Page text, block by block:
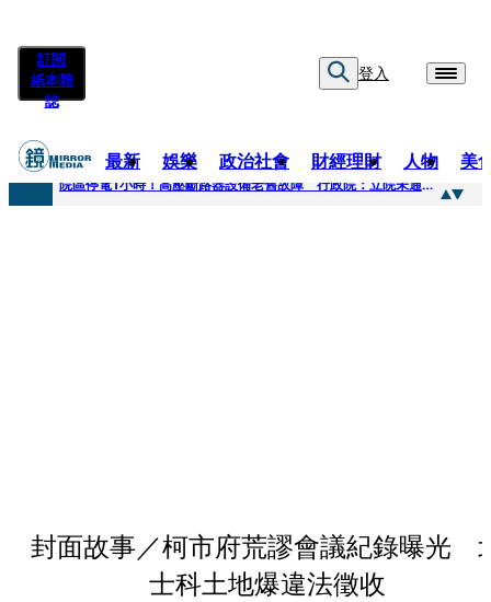
訂閱
紙本雜
誌
登入
最新 娛樂 政治社會 財經理財 人物 美
快訊
院區停電1小時！高壓斷路器設備老舊故障 行政院：立院未通過預算
封面故事／柯市府荒謬會議紀錄曝光
士科土地爆違法徵收